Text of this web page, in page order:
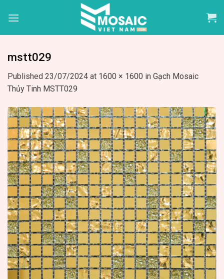
mstt029
Published 23/07/2024 at 1600 × 1600 in Gạch Mosaic
Thủy Tinh MSTT029